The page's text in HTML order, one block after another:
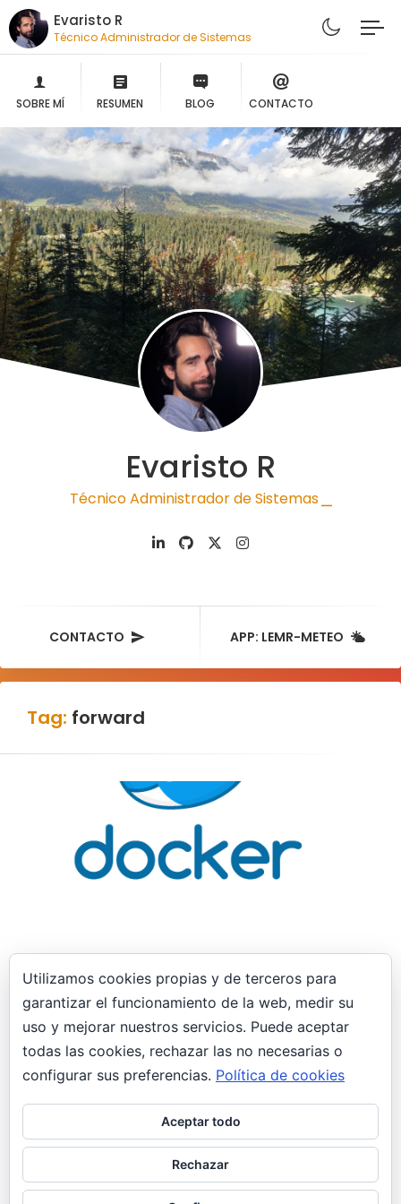
Evaristo R
Técnico Administrador de Sistemas
SOBRE MÍ RESUMEN BLOG CONTACTO
Evaristo R
Técnico Administrador de Sistemas |
CONTACTO APP: LEMR-METEO
Tag: forward
29 enero, 2019
Interfaces de red “puente” no tienen
conectividad virt-manager Docker
implicado
Las interfaces de tipo “puente” configuradas en
Virt-manager no obtienen conectividad.
Teniendo una interfaz de tipo puente”br1″ que
siempre había…
Utilizamos cookies propias y de terceros para
garantizar el funcionamiento de la web, medir su
uso y mejorar nuestros servicios. Puede aceptar
todas las cookies, rechazar las no necesarias o
configurar sus preferencias. Política de cookies
Aceptar todo
Rechazar